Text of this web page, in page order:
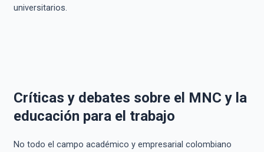
universitarios.
Críticas y debates sobre el MNC y la
educación para el trabajo
No todo el campo académico y empresarial colombiano